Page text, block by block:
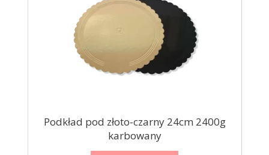
Podkład pod złoto-czarny 24cm 2400g
karbowany